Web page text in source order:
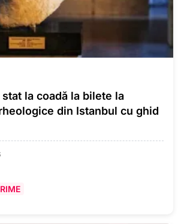
la coadă la bilete la
din Istanbul cu ghid